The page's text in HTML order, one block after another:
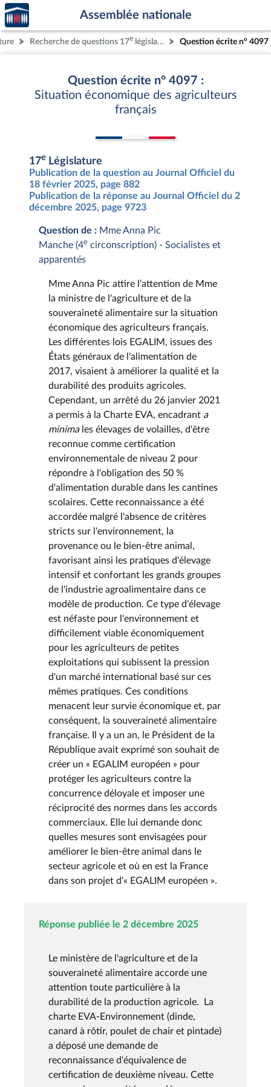
Aller au contenu
Aller en bas de la page
Accèder
à la
page
d'accueil
Assemblée nationale
Recherche de questions 17e législature Question écrite n° 4097
Question écrite n° 4097 :
Situation économique des agriculteurs
français
17e Législature
Publication de la question au Journal Officiel du
18 février 2025, page 882
Publication de la réponse au Journal Officiel du 2
décembre 2025, page 9723
Question de : Mme Anna Pic
Manche (4e circonscription) - Socialistes et
apparentés
Mme Anna Pic attire l'attention de Mme
la ministre de l'agriculture et de la
souveraineté alimentaire sur la situation
économique des agriculteurs français.
Les différentes lois EGALIM, issues des
États généraux de l'alimentation de
2017, visaient à améliorer la qualité et la
durabilité des produits agricoles.
Cependant, un arrêté du 26 janvier 2021
a permis à la Charte EVA, encadrant a
minimales élevages de volailles, d'être
reconnue comme certification
environnementale de niveau 2 pour
répondre à l'obligation des 50 %
d'alimentation durable dans les cantines
scolaires. Cette reconnaissance a été
accordée malgré l'absence de critères
stricts sur l'environnement, la
provenance ou le bien-être animal,
favorisant ainsi les pratiques d'élevage
intensif et confortant les grands groupes
de l'industrie agroalimentaire dans ce
modèle de production. Ce type d'élevage
est néfaste pour l'environnement et
difficilement viable économiquement
pour les agriculteurs de petites
exploitations qui subissent la pression
d'un marché international basé sur ces
mêmes pratiques. Ces conditions
menacent leur survie économique et, par
conséquent, la souveraineté alimentaire
française. Il y a un an, le Président de la
République avait exprimé son souhait de
créer un « EGALIM européen » pour
protéger les agriculteurs contre la
concurrence déloyale et imposer une
réciprocité des normes dans les accords
commerciaux. Elle lui demande donc
quelles mesures sont envisagées pour
améliorer le bien-être animal dans le
secteur agricole et où en est la France
dans son projet d'« EGALIM européen ».
Réponse publiée le 2 décembre 2025
Le ministère de l'agriculture et de la
souveraineté alimentaire accorde une
attention toute particulière à la
durabilité de la production agricole. La
charte EVA-Environnement (dinde,
canard à rôtir, poulet de chair et pintade)
a déposé une demande de
reconnaissance d'équivalence de
certification de deuxième niveau. Cette